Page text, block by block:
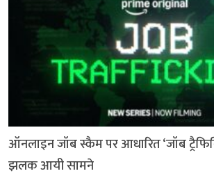
ऑनलाइन जॉब स्कैम पर आधारित ‘जॉब
झलक आयी सामने